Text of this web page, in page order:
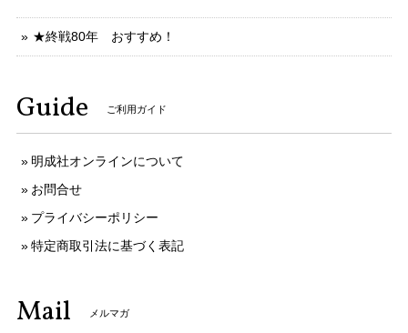
★終戦80年 おすすめ！
Guide ご利用ガイド
明成社オンラインについて
お問合せ
プライバシーポリシー
特定商取引法に基づく表記
Mail メルマガ